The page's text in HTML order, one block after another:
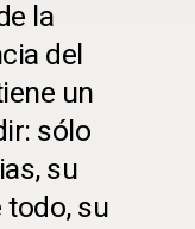
la
del
un
sólo
su
su